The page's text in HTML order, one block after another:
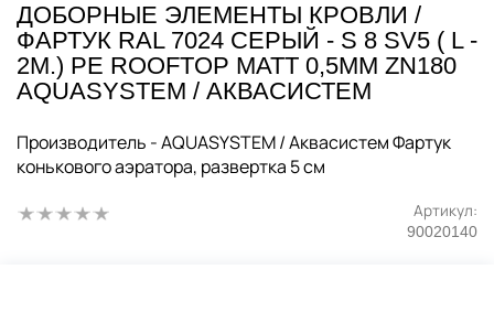
ДОБОРНЫЕ ЭЛЕМЕНТЫ КРОВЛИ /
ФАРТУК RAL 7024 СЕРЫЙ - S 8 SV5 ( L -
2М.) PE ROOFTOP MATT 0,5ММ ZN180
AQUASYSTEM / АКВАСИСТЕМ
Производитель - AQUASYSTEM / Аквасистем Фартук
конькового аэратора, развертка 5 см
Артикул:
90020140